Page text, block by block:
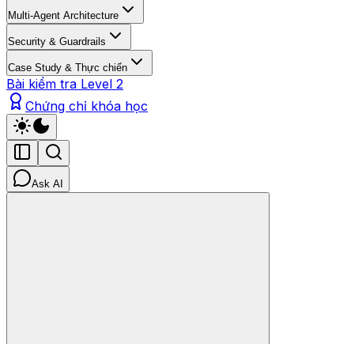
Multi-Agent Architecture
Security & Guardrails
Case Study & Thực chiến
Bài kiểm tra Level 2
Chứng chỉ khóa học
Ask AI